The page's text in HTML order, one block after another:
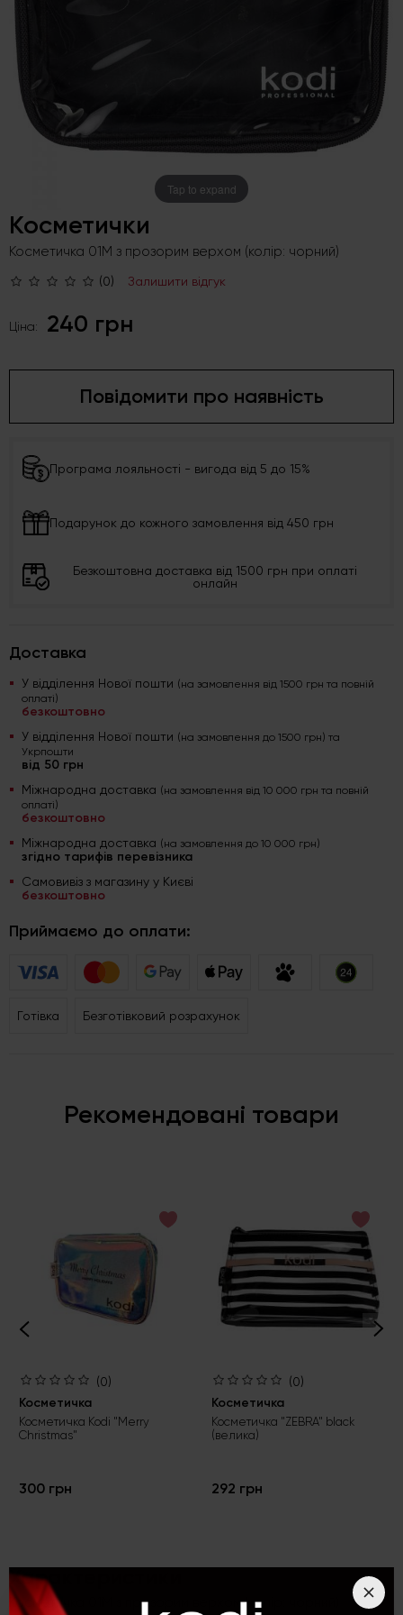
Tap to expand
Косметички
Косметичка 01M з прозорим верхом (колір: чорний)
(0) Залишити відгук
Ціна: 240 грн
Повідомити про наявність
Програма лояльності - вигода від 5 до 15%
Подарунок до кожного замовлення від 450 грн
Безкоштовна доставка від 1500 грн при оплаті
онлайн
Доставка
У відділення Нової пошти (на замовлення від 1500 грн та повній
оплаті)
безкоштовно
У відділення Нової пошти (на замовлення до 1500 грн) та
Укрпошти
від 50 грн
Міжнародна доставка (на замовлення від 10 000 грн та повній
оплаті)
безкоштовно
Міжнародна доставка (на замовлення до 10 000 грн)
згідно тарифів перевізника
Самовивіз з магазину у Києві
безкоштовно
Приймаємо до оплати:
Готівка Безготівковий розрахунок
Рекомендовані товари
(0)
Косметичка
Косметичка Kodi "Merry
Christmas"
300 грн
(0)
Косметичка
Косметичка "ZEBRA" black
(велика)
292 грн
Характеристики
Косметичка 01M з прозорим верхом (колір: чорний)